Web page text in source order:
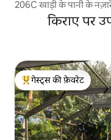
206C खाड़ी के पानी के
किराए पर
गेस्ट्स का टॉप फ़ेवरेट
गेस्ट्स की फ़ेवरेट